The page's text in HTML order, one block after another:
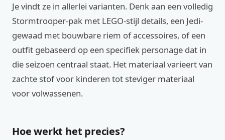
Je vindt ze in allerlei varianten. Denk aan een volledig
Stormtrooper-pak met LEGO-stijl details, een Jedi-
gewaad met bouwbare riem of accessoires, of een
outfit gebaseerd op een specifiek personage dat in
die seizoen centraal staat. Het materiaal varieert van
zachte stof voor kinderen tot steviger materiaal
voor volwassenen.
Hoe werkt het precies?